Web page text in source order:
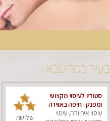
כפר סבא
סטודיו לעיסוי מקצועי
ומפנק - חיפה באווירה
נעימה ושקטה
עיסוי אירוודה, עיסוי
שלושה